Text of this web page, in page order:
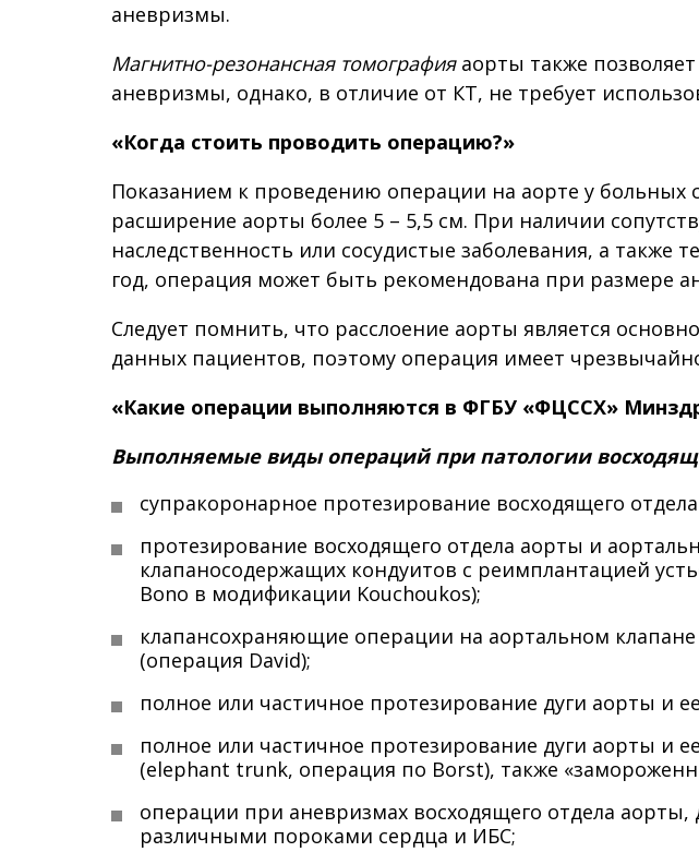
аневризмы.
Магнитно-резонансная томографияаорты также
аневризмы, однако, в отличие от КТ, не требует
«Когда стоить проводить операцию?»
Показанием к проведению операции на аорте у больных
расширение аорты более 5 – 5,5 см. При наличии
наследственность или сосудистые заболевания, а
год, операция может быть рекомендована при размере
Следует помнить, что расслоение аорты является
данных пациентов, поэтому операция имеет
«Какие операции выполняются в ФГБУ «ФЦССХ»
Выполняемые виды операций при патологии
супракоронарное протезирование восходящего
протезирование восходящего отдела аорты и
клапаносодержащих кондуитов с реимплантацией
Bono в модификации Kouchoukos);
клапансохраняющие операции на аортальном
(операция David);
полное или частичное протезирование дуги аорты и
полное или частичное протезирование дуги аорты и
(elephant trunk, операция по Borst), также
операции при аневризмах восходящего отдела аорты,
различными пороками сердца и ИБС;